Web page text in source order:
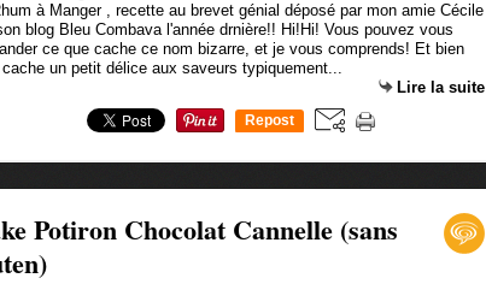
à Manger , recette au brevet génial déposé par mon amie Cécile
blog Bleu Combava l'année drnière!! Hi!Hi! Vous pouvez vous
ce que cache ce nom bizarre, et je vous comprends! Et bien
un petit délice aux saveurs typiquement...
Lire la suite
Repost
Potiron Chocolat Cannelle (sans